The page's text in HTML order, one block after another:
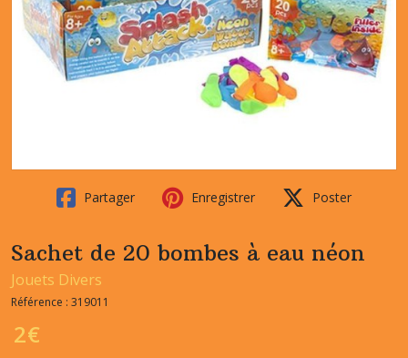
Partager Enregistrer Poster
Sachet de 20 bombes à eau néon
Jouets Divers
Référence : 319011
2€